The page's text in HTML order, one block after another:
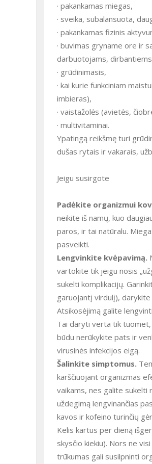
· pakankamas miegas,
· sveika, subalansuota,
· pakankamas fizinis
· buvimas gryname ore ir
darbuotojams,
· grūdinimasis,
· kai kurie funkciniam
imbieras),
· vaistažolės (avietės,
· multivitaminai.
Ypatingą reikšmę turi
dušas rytais ir vakarais,
Jeigu susirgote
Padėkite organizmui
neikite iš namų, kuo
paros, ir tai natūralu.
pasveikti.
Lengvinkite kvėpavimą.
vartokite tik jeigu nosis
sukelti komplikacijų.
garuojantį virdulį), darykite
Atsikosėjimą galite
Tai daryti verta tik tuomet,
būdu nerūkykite pats ir
virusinės infekcijos eigą.
Šalinkite simptomus.
karščiuojant organizmas
vaikams, nes galite sukelti
uždegimą lengvinančias
kavos ir kofeino turinčių
Kelis kartus per dieną
skysčio kiekiu). Nors ne
trūkumas gali susilpninti